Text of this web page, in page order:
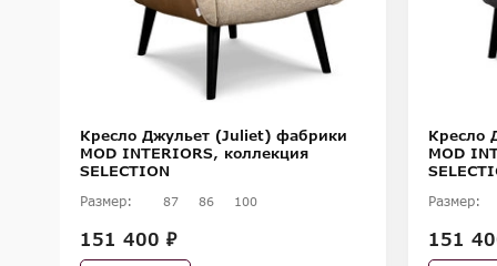
Кресло Джульет (Juliet) фабрики
MOD INTERIORS, коллекция
SELECTION
Размер: 87 86 100
151 400 ₽
Кресло
MOD
Размер:
151